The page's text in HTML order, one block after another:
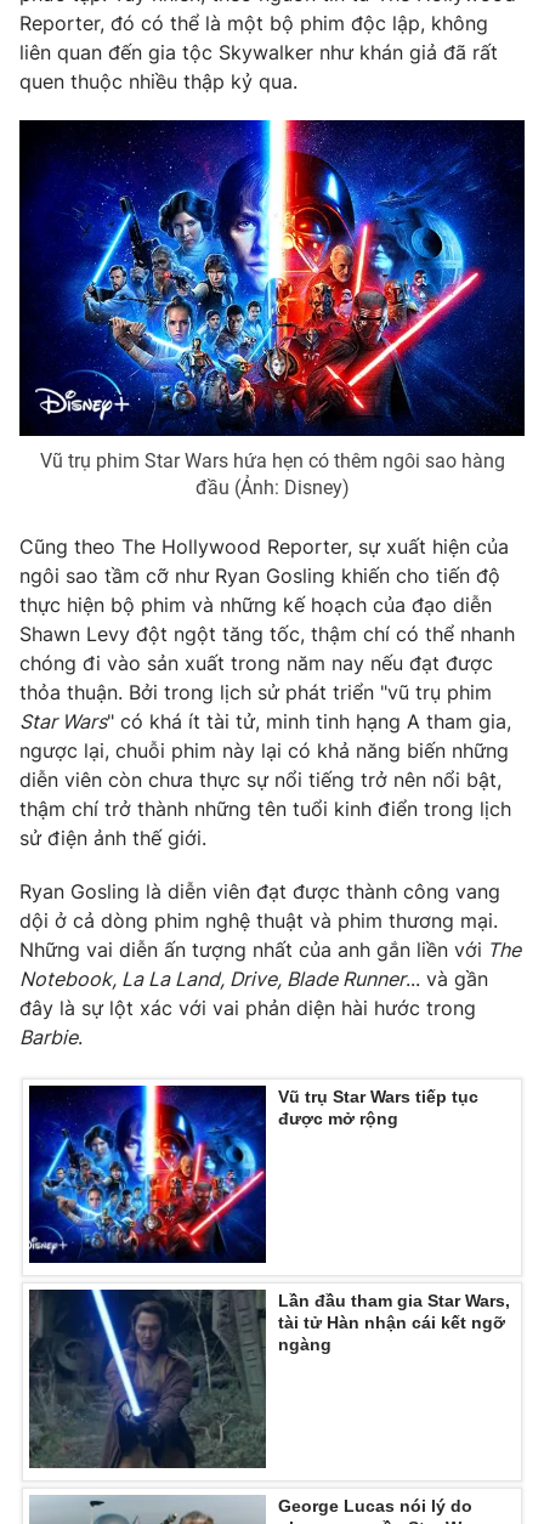
Khán giả
Giải sao mai
Âm nhạc
Sao
Du lịch
Làm đẹp
Chất lượng cuộc sống
Giáo dục
Học trực tuyến
Công nghệ
Hitech Công nghệ tương lai
Sản phẩm
Thị trường
Tư vấn
Giao lưu trực tuyến
Lịch phát sóng
Chuyên mục khác
Emagazine Podcast
Photo Infographic
Video Shorts video
VTV Money VTV Thể thao
VTV Sức khoẻ Bất động sản
Thị trường 24h Tấm lòng Việt
VTV4 Vươn mình bằng AI
VTV9 VTV8
Liên hệ tòa soạn English
THỜI BÁO VTV
Theo dõi báo trên
Cơ quan chủ quản:Đài Truyền hình Việt Nam
Cơ quan báo chí:Thời báo VTV
Giấy phép hoạt động báo in và báo điện tử số 483/GP-BTTTT
cấp ngày 29/12/2023
Tổng Biên tập:Vũ Thanh Thủy
Phó Tổng Biên tập:
Nguyễn Thị Mỹ Hạnh, Phạm Quốc Thắng,
Nguyễn Trọng Ninh
Tổng đài VTV: 024.38 355 931 - 024.38 355 932
Reporter, đó có thể là một bộ phim độc lập, không
liên quan đến gia tộc Skywalker như khán giả đã rất
quen thuộc nhiều thập kỷ qua.
Vũ trụ phim Star Wars hứa hẹn có thêm ngôi sao hàng
đầu (Ảnh: Disney)
Cũng theo The Hollywood Reporter, sự xuất hiện của
ngôi sao tầm cỡ như Ryan Gosling khiến cho tiến độ
thực hiện bộ phim và những kế hoạch của đạo diễn
Shawn Levy đột ngột tăng tốc, thậm chí có thể nhanh
chóng đi vào sản xuất trong năm nay nếu đạt được
thỏa thuận. Bởi trong lịch sử phát triển "vũ trụ phim
Star Wars" có khá ít tài tử, minh tinh hạng A tham gia,
ngược lại, chuỗi phim này lại có khả năng biến những
diễn viên còn chưa thực sự nổi tiếng trở nên nổi bật,
thậm chí trở thành những tên tuổi kinh điển trong lịch
sử điện ảnh thế giới.
Ryan Gosling là diễn viên đạt được thành công vang
dội ở cả dòng phim nghệ thuật và phim thương mại.
Những vai diễn ấn tượng nhất của anh gắn liền với The
Notebook, La La Land, Drive, Blade Runner... và gần
đây là sự lột xác với vai phản diện hài hước trong
Barbie.
Vũ trụ Star Wars tiếp tục
được mở rộng
Lần đầu tham gia Star Wars,
tài tử Hàn nhận cái kết ngỡ
ngàng
George Lucas nói lý do